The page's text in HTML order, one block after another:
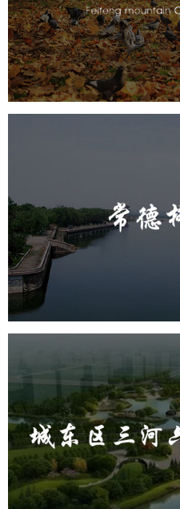
旅游休闲 公园
智慧体育公园
智能步道
智
旅游休闲
城东区三河
旅游休闲 公园 AI人工
AR太极
智